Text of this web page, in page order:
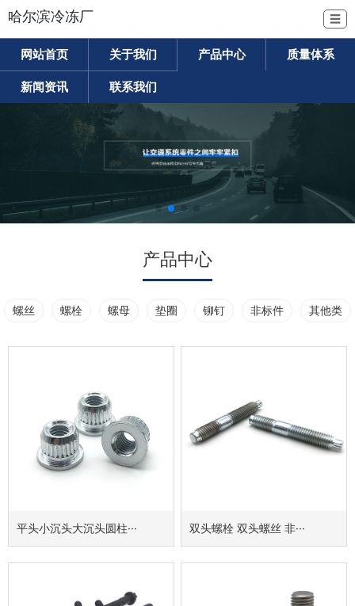
哈尔滨冷冻厂 ☰
网站首页 关于我们 产品中心 质量体系
新闻资讯 联系我们
产品中心
螺丝 螺栓 螺母 垫圈 铆钉 非标件 其他类
平头小沉头大沉头圆柱··· 双头螺栓 双头螺丝 非···